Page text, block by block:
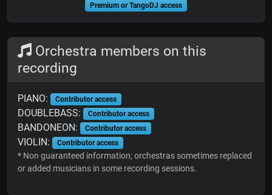
Premium or TangoDJ access
Orchestra members on this
recording
PIANO: Contributor access
DOUBLEBASS: Contributor access
BANDONEON: Contributor access
VIOLIN: Contributor access
* Non guaranteed information; orchestras sometimes replaced
or added musicians in some recording sessions.